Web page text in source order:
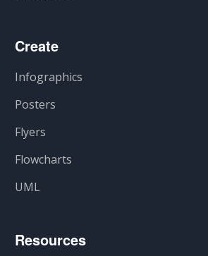
Create
Infographics
Posters
Flyers
Flowcharts
UML
Resources